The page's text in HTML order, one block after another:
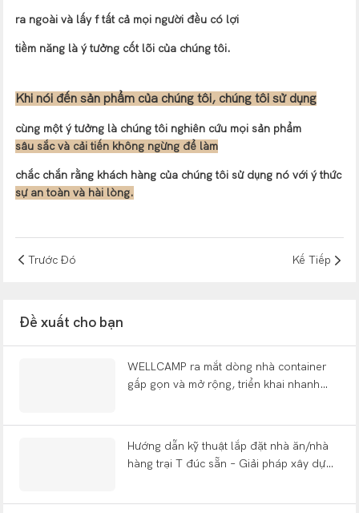
ra ngoài và lấy ftất cả mọi người đều có lợi
tiềm năng là ý tưởng cốt lõi của chúng tôi.
Khi nói đến sản phẩm của chúng tôi, chúng tôi sử dụng
cùng một ý tưởng là chúng tôi nghiên cứu mọi sản phẩm
sâu sắc và cải tiến không ngừng để làm
chắc chắn rằng khách hàng của chúng tôi sử dụng nó với ý thức
sự an toàn và hài lòng.
Trước Đó Kế Tiếp
Đề xuất cho bạn
WELLCAMP ra mắt dòng nhà container
gấp gọn và mở rộng, triển khai nhanh
Hướng dẫn kỹ thuật lắp đặt nhà ăn/nhà
hàng trại T đúc sẵn – Giải pháp xây dựng